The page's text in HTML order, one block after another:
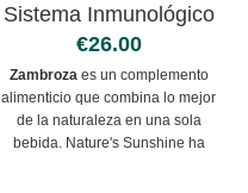
Sistema Inmunológico
€
Zambroza es un complemento
alimenticio que combina lo mejor
de la naturaleza en una sola
bebida. Nature's Sunshine ha